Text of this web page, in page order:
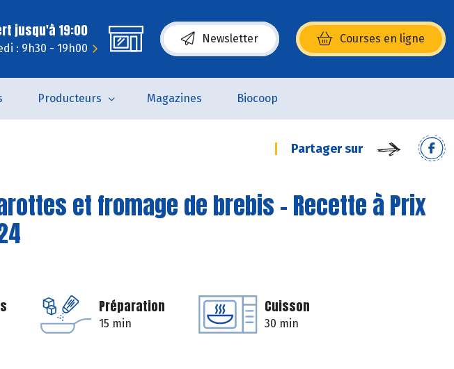
jusqu'à 19:00
: 9h30 - 19h00
Newsletter Courses en ligne
(s’ouvre dans une nouvelle fenêtre)
Producteurs Magazines Biocoop
Partager sur
et fromage de brebis - Recette à Prix
Préparation
15 min
Cuisson
30 min